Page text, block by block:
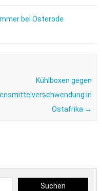
bei Osterode
Kühlboxen gegen
in
Ostafrika →
Suchen